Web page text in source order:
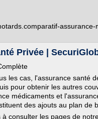
assurance-
Privée |
les cas, l'assurance santé
pour obtenir les autres
médicaments et
des ajouts au plan de
à consulter les pages de